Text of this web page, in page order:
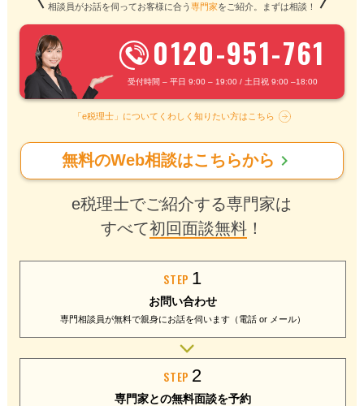
相談員がお話を伺ってお客様に合う 専門家をご紹介。まずは相談！
0120-951-761
受付時間 – 平日 9:00 – 19:00 / 土日祝 9:00 –18:00
「e税理士」についてくわしく知りたい方はこちら
無料のWeb相談はこちらから chevron_right
e税理士でご紹介する専門家は
すべて初回面談無料！
STEP 1
お問い合わせ
専門相談員が無料で親身にお話を伺います（電話 or メール）
STEP 2
専門家との無料面談を予約